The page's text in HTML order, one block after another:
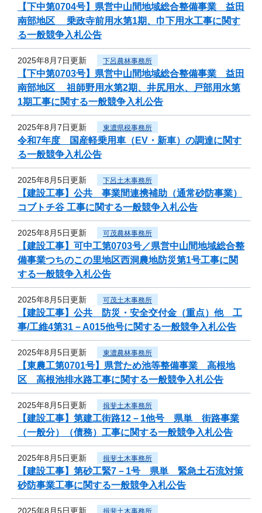
【下中第0704号】県営中山間地域総合整備事業 益田
南部地区 乗政寺前用水第1期、巾下用水工事に関す
る一般競争入札公告
2025年8月7日更新 下呂農林事務所
【下中第0703号】県営中山間地域総合整備事業 益田
南部地区 祖師野用水第2期、井尻用水、戸部用水第
1期工事に関する一般競争入札公告
2025年8月7日更新 東濃県税事務所
令和7年度 国産軽乗用車（EV・新車）の調達に関す
る一般競争入札公告
2025年8月5日更新 下呂土木事務所
【建設工事】公共 事業間連携補助（通常砂防事業）
コブトチ谷 工事に関する一般競争入札公告
2025年8月5日更新 可茂農林事務所
【建設工事】可中工第0703号／県営中山間地域総合整
備事業つちのこの里地区西洞農地防災第1号工事に関
する一般競争入札公告
2025年8月5日更新 可茂土木事務所
【建設工事】公共 防災・安全交付金（重点）他 工
事/工維4第31－A015他号に関する一般競争入札公告
2025年8月5日更新 東濃農林事務所
【東農工第0701号】県営ため池等整備事業 高根地
区 高根池排水路工事に関する一般競争入札公告
2025年8月5日更新 揖斐土木事務所
【建設工事】第建工街路12－1他号 県単 街路事業
（一般分）（債務）工事に関する一般競争入札公告
2025年8月5日更新 揖斐土木事務所
【建設工事】第砂工緊7－1号 県単 緊急土石流対策
砂防事業工事に関する一般競争入札公告
2025年8月5日更新 揖斐土木事務所